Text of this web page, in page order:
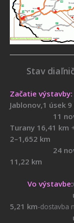
Stav
Začatie výstavby:
Jablonov,1 úsek 9
11
Turany 16,41 km
2–1,652 km
24
11,22 km
Vo výstavbe:
úsek D1
5,21 km-dostavba
úsek R1